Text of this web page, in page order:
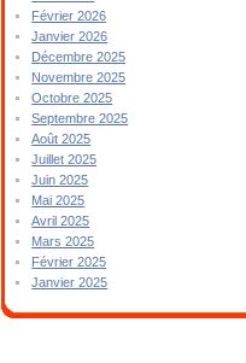
Février 2026
Janvier 2026
Décembre 2025
Novembre 2025
Octobre 2025
Septembre 2025
Août 2025
Juillet 2025
Juin 2025
Mai 2025
Avril 2025
Mars 2025
Février 2025
Janvier 2025